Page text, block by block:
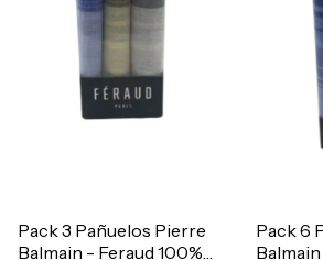
Pack 3 Pañuelos Pierre
Balmain - Feraud 100%
Pack 6